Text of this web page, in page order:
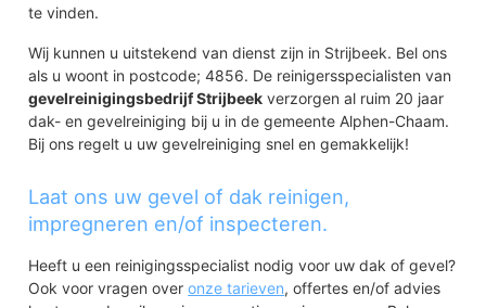
te vinden.
Wij kunnen u uitstekend van dienst zijn in Strijbeek. Bel ons
als u woont in postcode; 4856. De reinigersspecialisten van
gevelreinigingsbedrijf Strijbeek verzorgen al ruim 20 jaar
dak- en gevelreiniging bij u in de gemeente Alphen-Chaam.
Bij ons regelt u uw gevelreiniging snel en gemakkelijk!
Laat ons uw gevel of dak reinigen,
impregneren en/of inspecteren.
Heeft u een reinigingsspecialist nodig voor uw dak of gevel?
Ook voor vragen overonze tarieven, offertes en/of advies